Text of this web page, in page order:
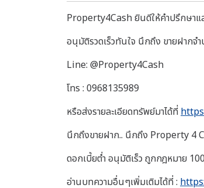
Property4Cash ยินดีให้คำปรึกษาแ
อนุมัติรวดเร็วทันใจ นึกถึง ขายฝาก
Line: @Property4Cash
โทร : 0968135989
หรือส่งรายละเอียดทรัพย์มาได้ที่
นึกถึงขายฝาก.. นึกถึง Property 4
ดอกเบี้ยต่ำ อนุมัติเร็ว ถูกกฎหมาย
อ่านบทความอื่นๆเพิ่มเติมได้ที่ :